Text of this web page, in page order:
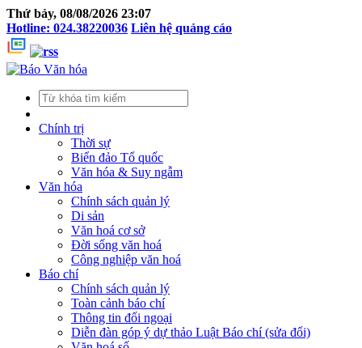
Thứ bảy, 08/08/2026 23:07
Hotline: 024.38220036 Liên hệ quảng cáo
Chính trị
Thời sự
Biển đảo Tổ quốc
Văn hóa & Suy ngẫm
Văn hóa
Chính sách quản lý
Di sản
Văn hoá cơ sở
Đời sống văn hoá
Công nghiệp văn hoá
Báo chí
Chính sách quản lý
Toàn cảnh báo chí
Thông tin đối ngoại
Diễn đàn góp ý dự thảo Luật Báo chí (sửa đổi)